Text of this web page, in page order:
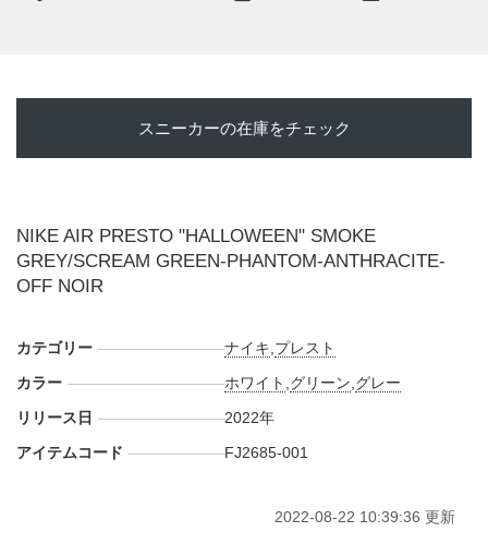
スニーカーの在庫をチェック
NIKE AIR PRESTO "HALLOWEEN" SMOKE
GREY/SCREAM GREEN-PHANTOM-ANTHRACITE-
OFF NOIR
カテゴリー ナイキ プレスト
カラー
ホワイト グリーン グレー
リリース日
2022年
アイテムコード
FJ2685-001
2022-08-22 10:39:36 更新